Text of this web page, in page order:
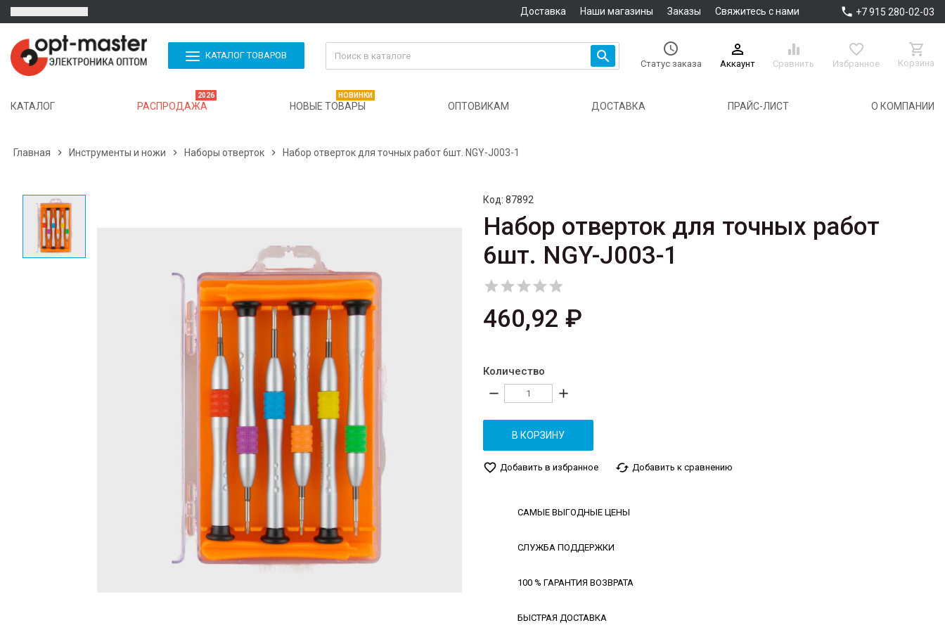
Доставка Наши магазины Заказы Свяжитесь с нами  +7 915 280-02-03
КАТАЛОГ ТОВАРОВ  
Статус заказа

Аккаунт

Сравнить

Избранное

Корзина
КАТАЛОГ РАСПРОДАЖА
2026
НОВЫЕ ТОВАРЫ
НОВИНКИ
ОПТОВИКАМ ДОСТАВКА ПРАЙС-ЛИСТ О КОМПАНИИ
Главная  Инструменты и ножи  Наборы отверток  Набор отверток для точных работ 6шт. NGY-J003-1
Код: 87892
Набор отверток для точных работ
6шт. NGY-J003-1

460,92 ₽
Количество
remove add
В КОРЗИНУ
favorite_border Добавить в избранное cached Добавить к сравнению
САМЫЕ ВЫГОДНЫЕ ЦЕНЫ
СЛУЖБА ПОДДЕРЖКИ
100 % ГАРАНТИЯ ВОЗВРАТА
БЫСТРАЯ ДОСТАВКА